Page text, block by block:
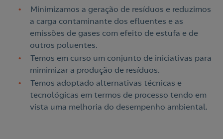
Minimizamos a geração de resíduos e reduzimos
a carga contaminante dos efluentes e as
emissões de gases com efeito de estufa e de
outros poluentes.
Temos em curso um conjunto de iniciativas para
mimimizar a produção de resíduos.
Temos adoptado alternativas técnicas e
tecnológicas em termos de processo tendo em
vista uma melhoria do desempenho ambiental.